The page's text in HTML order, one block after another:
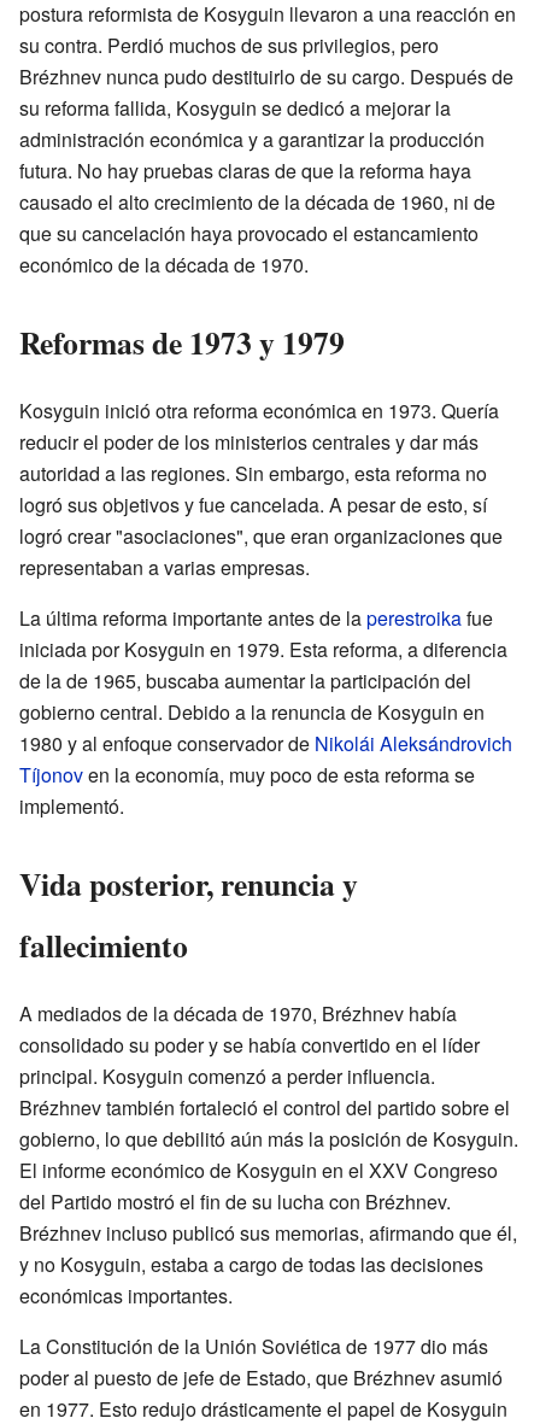
postura reformista de Kosyguin llevaron a una reacción en
su contra. Perdió muchos de sus privilegios, pero
Brézhnev nunca pudo destituirlo de su cargo. Después de
su reforma fallida, Kosyguin se dedicó a mejorar la
administración económica y a garantizar la producción
futura. No hay pruebas claras de que la reforma haya
causado el alto crecimiento de la década de 1960, ni de
que su cancelación haya provocado el estancamiento
económico de la década de 1970.
Reformas de 1973 y 1979
Kosyguin inició otra reforma económica en 1973. Quería
reducir el poder de los ministerios centrales y dar más
autoridad a las regiones. Sin embargo, esta reforma no
logró sus objetivos y fue cancelada. A pesar de esto, sí
logró crear "asociaciones", que eran organizaciones que
representaban a varias empresas.
La última reforma importante antes de laperestroikafue
iniciada por Kosyguin en 1979. Esta reforma, a diferencia
de la de 1965, buscaba aumentar la participación del
gobierno central. Debido a la renuncia de Kosyguin en
1980 y al enfoque conservador de Nikolái Aleksándrovich
Tíjonoven la economía, muy poco de esta reforma se
implementó.
Vida posterior, renuncia y
fallecimiento
A mediados de la década de 1970, Brézhnev había
consolidado su poder y se había convertido en el líder
principal. Kosyguin comenzó a perder influencia.
Brézhnev también fortaleció el control del partido sobre el
gobierno, lo que debilitó aún más la posición de Kosyguin.
El informe económico de Kosyguin en el XXV Congreso
del Partido mostró el fin de su lucha con Brézhnev.
Brézhnev incluso publicó sus memorias, afirmando que él,
y no Kosyguin, estaba a cargo de todas las decisiones
económicas importantes.
La Constitución de la Unión Soviética de 1977 dio más
poder al puesto de jefe de Estado, que Brézhnev asumió
en 1977. Esto redujo drásticamente el papel de Kosyguin